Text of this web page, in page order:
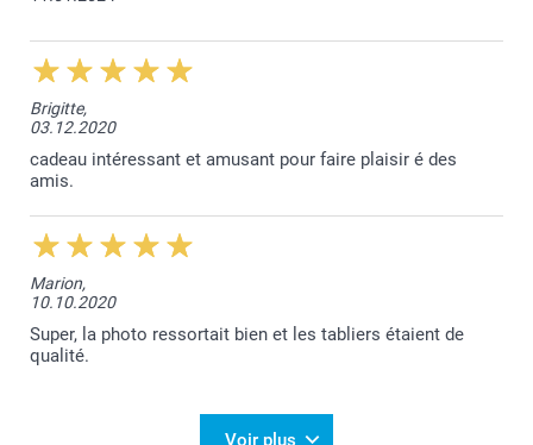
Brigitte,
03.12.2020
cadeau intéressant et amusant pour faire plaisir é des
amis.
Marion,
10.10.2020
Super, la photo ressortait bien et les tabliers étaient de
qualité.
Voir plus